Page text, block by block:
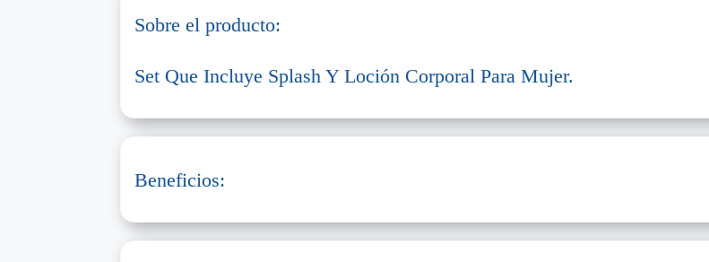
Sobre el producto:
Set Que Incluye Splash Y Loción Corporal Para Mujer.
Beneficios: